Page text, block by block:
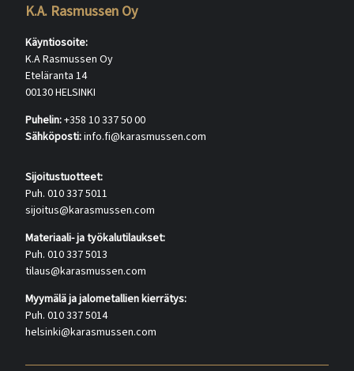
K.A. Rasmussen Oy
Käyntiosoite:
K.A Rasmussen Oy
Eteläranta 14
00130 HELSINKI
Puhelin:+358 10 337 50 00
Sähköposti:info.fi@karasmussen.com
Sijoitustuotteet:
Puh. 010 337 5011
sijoitus@karasmussen.com
Materiaali- ja työkalutilaukset:
Puh. 010 337 5013
tilaus@karasmussen.com
Myymälä ja jalometallien kierrätys:
Puh. 010 337 5014
helsinki@karasmussen.com